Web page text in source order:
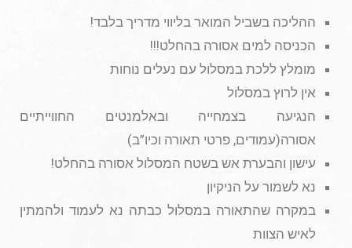
ההליכה בשביל המואר בליווי מדריך בלבד!
הכניסה למים אסורה בהחלט!!!
מומלץ ללכת במסלול עם נעלים נוחות
אין לרוץ במסלול
הנגיעה בצמחייה ובאלמנטים החווייתיים
אסורה(עמודים, פרטי תאורה וכיו”ב)
עישון והבערת אש בשטח המסלול אסורה בהחלט!
נא לשמור על הניקיון
במקרה שהתאורה במסלול כבתה נא לעמוד ולהמתין
לאיש הצוות